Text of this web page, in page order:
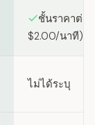
ชั้นราคาต่อ
$2.00/นาที)
ไม่ได้ระบุ